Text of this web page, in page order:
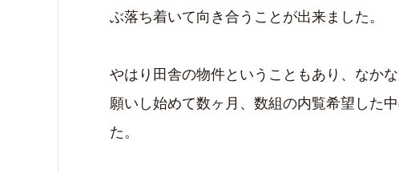
ぶ落ち着いて向き合うことが出来ました。
やはり田舎の物件ということもあり、なか
願いし始めて数ヶ月、数組の内覧希望した
た。